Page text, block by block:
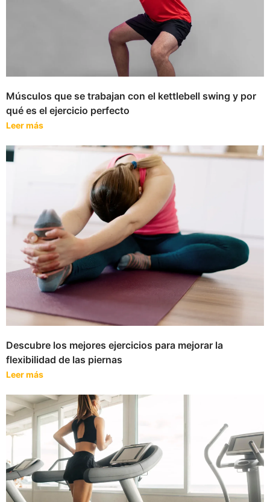
Músculos que se trabajan con el kettlebell swing y por
qué es el ejercicio perfecto
Leer más
Descubre los mejores ejercicios para mejorar la
flexibilidad de las piernas
Leer más